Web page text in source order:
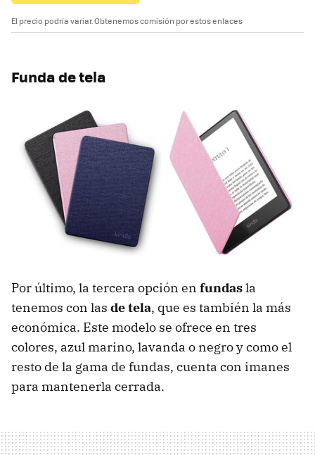
El precio podría variar. Obtenemos comisión por estos enlaces
Funda de tela
Por último, la tercera opción en fundasla
tenemos con las de tela, que es también la más
económica. Este modelo se ofrece en tres
colores, azul marino, lavanda o negro y como el
resto de la gama de fundas, cuenta con imanes
para mantenerla cerrada.